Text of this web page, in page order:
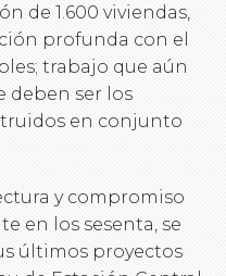
de 1.600 viviendas,
profunda con el
trabajo que aún
deben ser los
en conjunto
y compromiso
en los sesenta, se
últimos proyectos